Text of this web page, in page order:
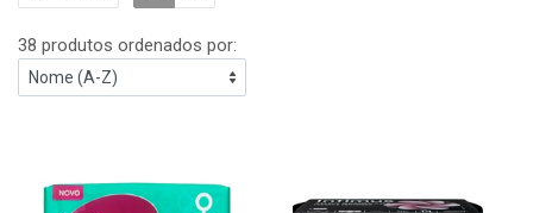
38 produtos ordenados por: